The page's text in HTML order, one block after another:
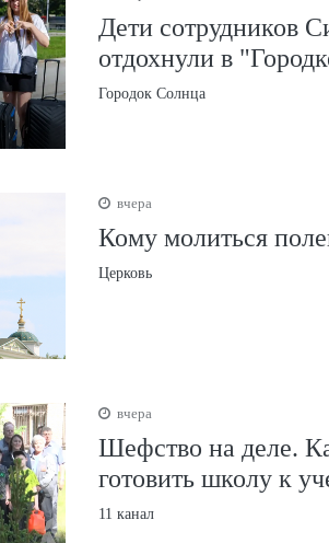
Дети сотрудников
отдохнули в
Городок Солнца
вчера
Кому молиться
Церковь
вчера
Шефство на деле.
готовить школу к
11 канал